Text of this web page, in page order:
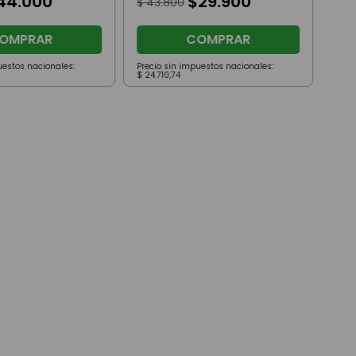
nacionales:
COMPRAR
Precio sin impuestos nacionales:
$ 24.710,74